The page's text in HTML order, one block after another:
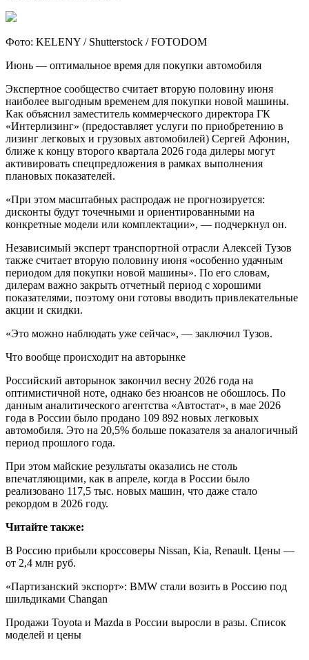
Фото: KELENY / Shutterstock / FOTODOM
Июнь — оптимальное время для покупки автомобиля
Экспертное сообщество считает вторую половину июня
наиболее выгодным временем для покупки новой машины.
Как объяснил заместитель коммерческого директора ГК
«Интерлизинг» (предоставляет услуги по приобретению в
лизинг легковых и грузовых автомобилей) Сергей Афонин,
ближе к концу второго квартала 2026 года дилеры могут
активировать спецпредложения в рамках выполнения
плановых показателей.
«При этом масштабных распродаж не прогнозируется:
дисконты будут точечными и ориентированными на
конкретные модели или комплектации», — подчеркнул он.
Независимый эксперт транспортной отрасли Алексей Тузов
также считает вторую половину июня «особенно удачным
периодом для покупки новой машины». По его словам,
дилерам важно закрыть отчетный период с хорошими
показателями, поэтому они готовы вводить привлекательные
акции и скидки.
«Это можно наблюдать уже сейчас», — заключил Тузов.
Что вообще происходит на авторынке
Российский авторынок закончил весну 2026 года на
оптимистичной ноте, однако без нюансов не обошлось. По
данным аналитического агентства «Автостат», в мае 2026
года в России было продано 109 892 новых легковых
автомобиля. Это на 20,5% больше показателя за аналогичный
период прошлого года.
При этом майские результаты оказались не столь
впечатляющими, как в апреле, когда в России было
реализовано 117,5 тыс. новых машин, что даже стало
рекордом в 2026 году.
Читайте также:
В Россию прибыли кроссоверы Nissan, Kia, Renault. Цены —
от 2,4 млн руб.
«Партизанский экспорт»: BMW стали возить в Россию под
шильдиками Changan
Продажи Toyota и Mazda в России выросли в разы. Список
моделей и цены